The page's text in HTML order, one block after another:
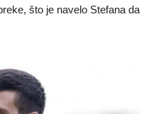
što je navelo Stefana da